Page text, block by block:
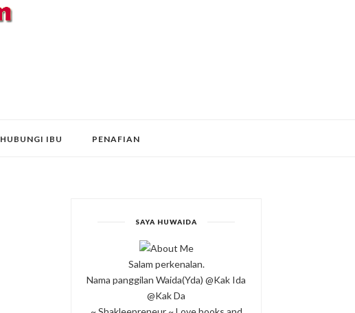
HUBUNGI IBU PENAFIAN
SAYA HUWAIDA
Salam perkenalan.
Nama panggilan Waida(Yda) @Kak Ida
@Kak Da